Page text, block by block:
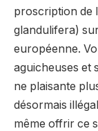
proscription de
glandulifera)
européenne.
aguicheuses et
ne plaisante
désormais
même offrir ce